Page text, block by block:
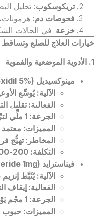
تريكوسكوب: تحليل
فحوصات دم:
خزعة: في الحالات
خيارات العلاج للصلع وتساقط
1.
الأدوية الموضعية والفموية
مينوكسيديل (Minoxidil 5%):
الآلية:يُوسِّع
الفعالية:تقليل
الجرعة: 1 ملِّي
المميزات: معتمد
المخاطر :تهيُّج فروة
التكلفة: 200-300
فيناسترايد (Finasteride 1mg):
الآلية:يُثَبِّط إنزيم 5-ألفا ريدوكتيز، يُقلِّل
الفعالية: إيقاف
الجرعة: 1 مجْم
المميزات: حبوب